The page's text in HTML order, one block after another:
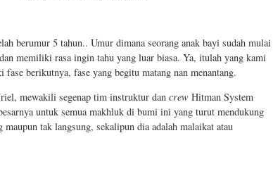
berumur 5 tahun.. Umur dimana seorang anak bayi sudah mulai
memiliki rasa ingin tahu yang luar biasa. Ya, itulah yang kami
berikutnya, fase yang begitu matang nan menantang.
mewakili segenap tim instruktur dan crew Hitman System
untuk semua makhluk di bumi ini yang turut mendukung
tak langsung, sekalipun dia adalah malaikat atau